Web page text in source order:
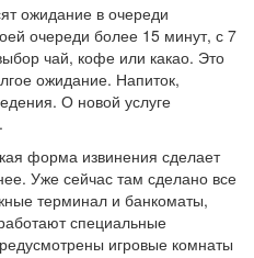
ожидание в очереди
очереди более 15 минут, с 7
чай, кофе или какао. Это
ожидание. Напиток,
О новой услуге
форма извинения сделает
Уже сейчас там сделано все
терминал и банкоматы,
специальные
игровые комнаты